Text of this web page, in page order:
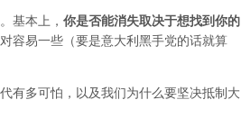
基本上， 你是否能消失取决于想找到你的
容易一些（要是意大利黑手党的话就算
有多可怕，以及我们为什么要坚决抵制大